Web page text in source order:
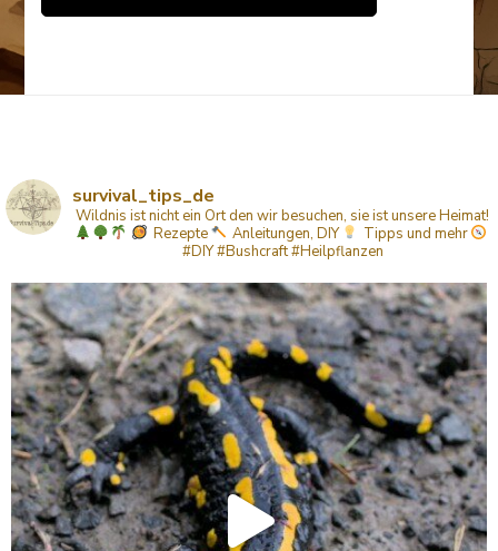
survival_tips_de
Wildnis ist nicht ein Ort den wir besuchen, sie ist unsere Heimat!
Rezepte
Anleitungen, DIY Tipps und mehr
#DIY #Bushcraft #Heilpflanzen